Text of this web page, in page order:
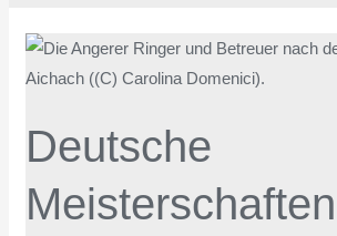
Deutsche
Deutsche
Meisterschaften
Junioren
und
Wittelsbacher-